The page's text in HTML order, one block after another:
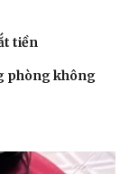
thời sự
yêu
tiền
phòng không